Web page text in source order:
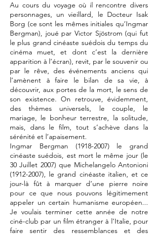
Au cours du voyage où il rencontre divers
personnages, un vieillard, le Docteur Isak
Borg (ce sont les mêmes initiales qu’Ingmar
Bergman), joué par Victor Sjöstrom (qui fut
le plus grand cinéaste suédois du temps du
cinéma muet, et dont c’est la dernière
apparition à l’écran), revit, par le souvenir ou
par le rêve, des événements anciens qui
l’amènent à faire le bilan de sa vie, à
découvrir, aux portes de la mort, le sens de
son existence. On retrouve, évidemment,
des thèmes universels, le couple, le
mariage, le bonheur terrestre, la solitude,
mais, dans le film, tout s’achève dans la
sérénité et l’apaisement.
Ingmar Bergman (1918-2007) le grand
cinéaste suédois, est mort le même jour (le
30 Juillet 2007) que Michelangelo Antonioni
(1912-2007), le grand cinéaste italien, et ce
jour-là fût à marquer d’une pierre noire
pour ce que nous pouvons légitimement
appeler un certain humanisme européen...
Je voulais terminer cette année de notre
ciné-club par un film étranger à l’Italie, pour
faire sentir des ressemblances et des